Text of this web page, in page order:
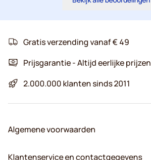
Gratis verzending vanaf € 49
Prijsgarantie - Altijd eerlijke prijzen
2.000.000 klanten sinds 2011
Algemene voorwaarden
Klantenservice en contactgegevens